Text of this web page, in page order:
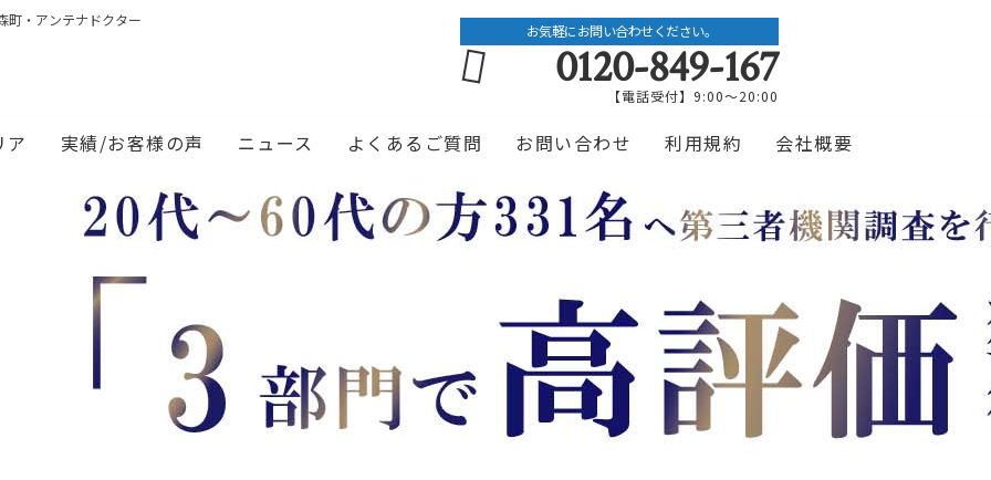
町・アンテナドクター
お気軽にお問い合わせください。
0120-849-167
【電話受付】9:00〜20:00
ア 実績/お客様の声 ニュース よくあるご質問 お問い合わせ 利用規約 会社概要